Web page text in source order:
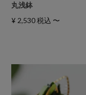
丸浅鉢
¥ 2,530 税込 〜